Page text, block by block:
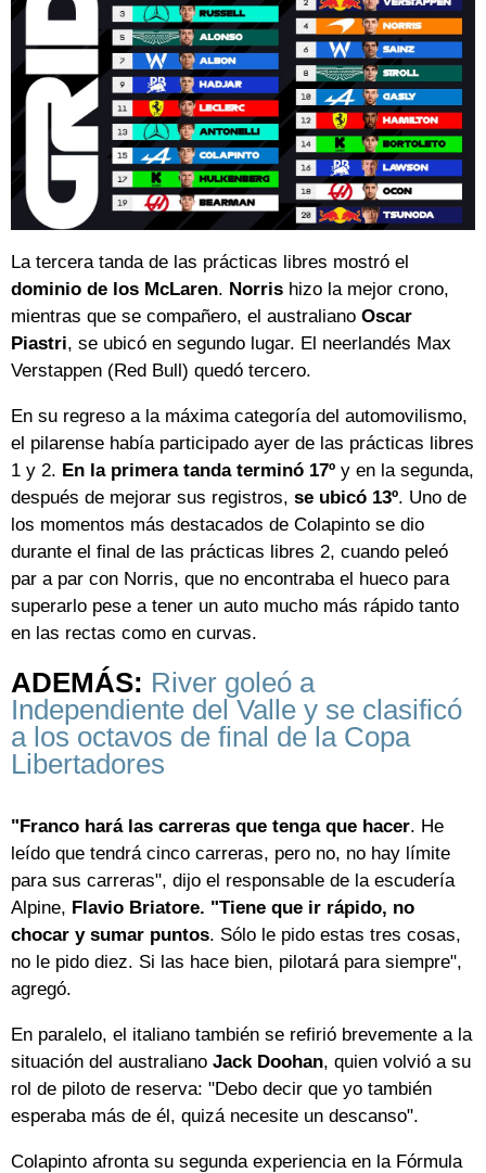
La tercera tanda de las prácticas libres mostró el
dominio de los McLaren. Norris hizo la mejor crono,
mientras que se compañero, el australiano Oscar
Piastri, se ubicó en segundo lugar. El neerlandés Max
Verstappen (Red Bull) quedó tercero.
En su regreso a la máxima categoría del automovilismo,
el pilarense había participado ayer de las prácticas libres
1 y 2. En la primera tanda terminó 17º y en la segunda,
después de mejorar sus registros, se ubicó 13º. Uno de
los momentos más destacados de Colapinto se dio
durante el final de las prácticas libres 2, cuando peleó
par a par con Norris, que no encontraba el hueco para
superarlo pese a tener un auto mucho más rápido tanto
en las rectas como en curvas.
ADEMÁS: River goleó a
Independiente del Valle y se clasificó
a los octavos de final de la Copa
Libertadores
"Franco hará las carreras que tenga que hacer. He
leído que tendrá cinco carreras, pero no, no hay límite
para sus carreras", dijo el responsable de la escudería
Alpine, Flavio Briatore. "Tiene que ir rápido, no
chocar y sumar puntos. Sólo le pido estas tres cosas,
no le pido diez. Si las hace bien, pilotará para siempre",
agregó.
En paralelo, el italiano también se refirió brevemente a la
situación del australiano Jack Doohan, quien volvió a su
rol de piloto de reserva: "Debo decir que yo también
esperaba más de él, quizá necesite un descanso".
Colapinto afronta su segunda experiencia en la Fórmula